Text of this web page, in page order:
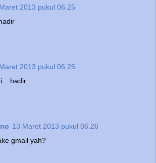
2013 pukul 06.25
2013 pukul 06.25
13 Maret 2013 pukul 06.26
gmail yah?